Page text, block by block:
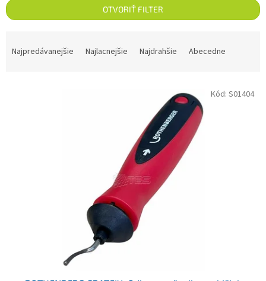
OTVORIŤ FILTER
Najpredávanejšie Najlacnejšie Najdrahšie Abecedne
Kód: S01404